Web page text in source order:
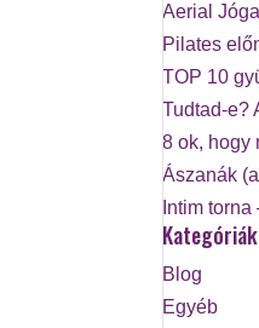
Aerial
Pilates
TOP 10
Tudtad-e?
8 ok, hogy
Ászanák
Intim
Kategóriák
Blog
Egyéb